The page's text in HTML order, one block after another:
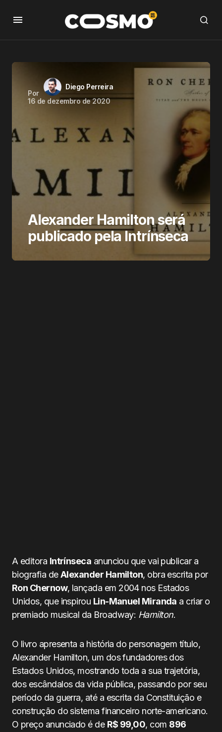
Por
Diego Perreira
16 de dezembro de 2020
Alexander Hamilton será
publicado pela Intrínseca
A editora Intrínseca anunciou que vai publicar a
biografia deAlexander Hamilton, obra escrita por
Ron Chernow, lançada em 2004 nos Estados
Unidos, que inspirou Lin-Manuel Miranda a criar o
premiado musical da Broadway: Hamilton.
O livro apresenta a história do personagem título,
Alexander Hamilton, um dos fundadores dos
Estados Unidos, mostrando toda a sua trajetória,
dos escândalos da vida pública, passando por seu
período da guerra, até a escrita da Constituição e
construção do sistema financeiro norte-americano.
O preço anunciado é de R$ 99,00, com 896